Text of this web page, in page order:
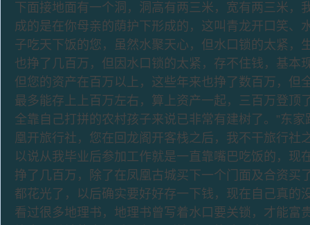
下面接地面有一个洞，洞高有两三米，宽有两三米，
成的是在你母亲的荫护下形成的，这叫青龙开口笑、
子吃天下饭的您，虽然水聚天心，但水口锁的太紧，
也挣了几百万，但因水口锁的太紧，存不住钱，基本
但您的资产在百万以上，这些年来也挣了数百万，但
最多能存上上百万左右，算上资产一起，三百万登顶
全靠自己打拼的农村孩子来说已非常有建树了。”东
凰开旅行社，您在回龙阁开客栈之后，我不干旅行社
以说从我毕业后参加工作就是一直靠嘴巴吃饭的，现
挣了几百万，除了在凤凰古城买下一个门面及合资买
都花光了，以后确实要好好存一下钱，现在自己真的
看过很多地理书，地理书曾写着水口要关锁，才能富